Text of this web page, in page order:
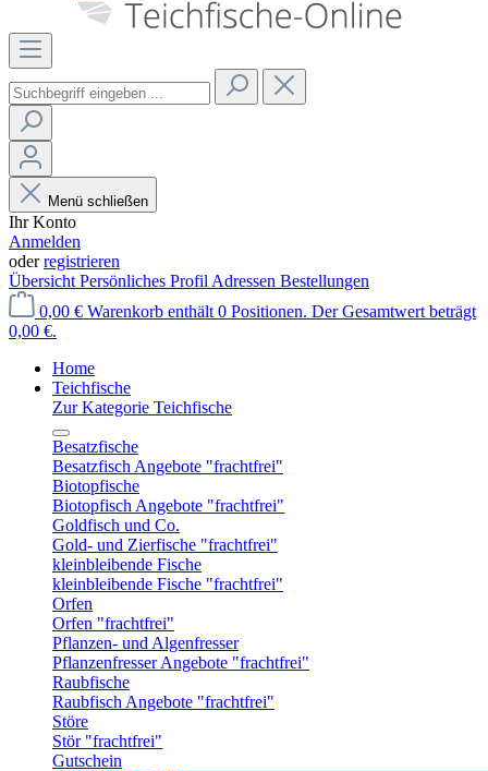
Menü schließen
Ihr Konto
Anmelden
oderregistrieren
Übersicht Persönliches Profil Adressen Bestellungen
0,00 € Warenkorb enthält 0 Positionen. Der Gesamtwert beträgt
0,00 €.
Home
Teichfische
Zur Kategorie Teichfische
Besatzfische
Besatzfisch Angebote "frachtfrei"
Biotopfische
Biotopfisch Angebote "frachtfrei"
Goldfisch und Co.
Gold- und Zierfische "frachtfrei"
kleinbleibende Fische
kleinbleibende Fische "frachtfrei"
Orfen
Orfen "frachtfrei"
Pflanzen- und Algenfresser
Pflanzenfresser Angebote "frachtfrei"
Raubfische
Raubfisch Angebote "frachtfrei"
Störe
Stör "frachtfrei"
Gutschein